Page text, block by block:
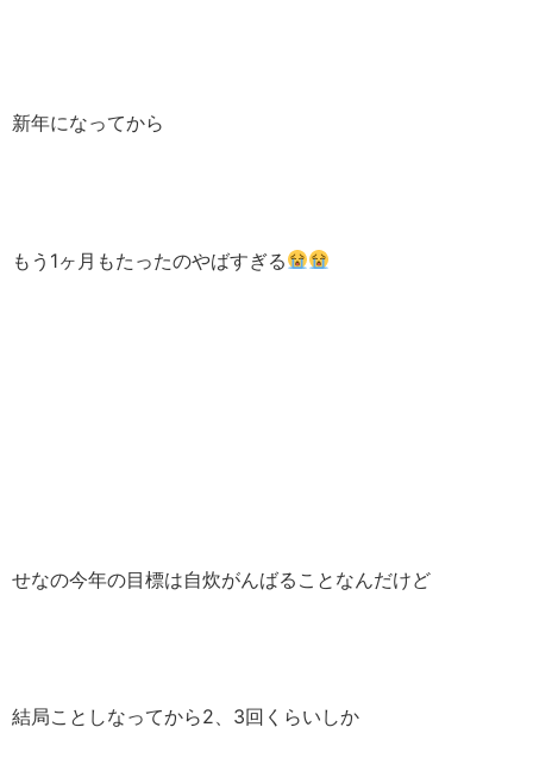
新年になってから
もう1ヶ月もたったのやばすぎる
せなの今年の目標は自炊がんばることなんだけど
結局ことしなってから2、3回くらいしか